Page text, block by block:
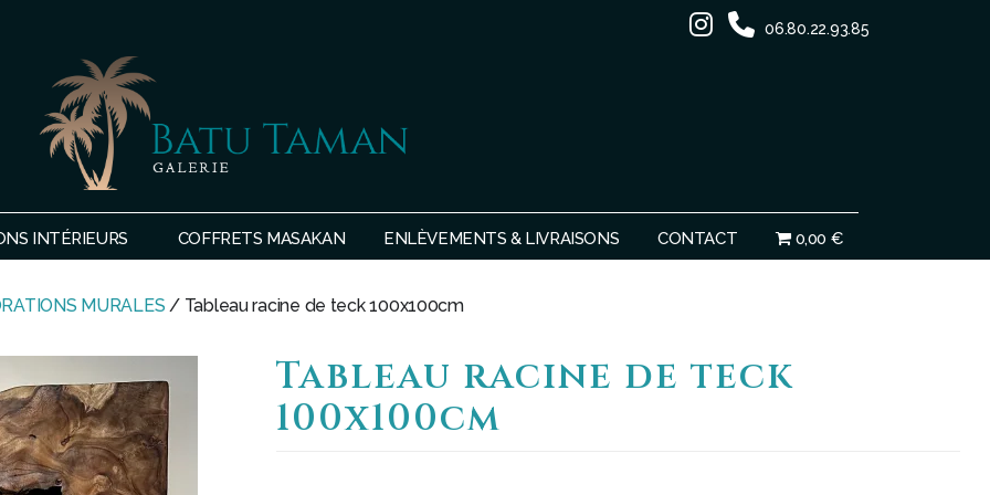
06.80.22.93.85
BATU
TAMAN
INTÉRIEURS COFFRETS MASAKAN ENLÈVEMENTS & LIVRAISONS CONTACT 0,00 €
MURALES / Tableau racine de teck 100x100cm
Tableau racine de teck
100x100cm